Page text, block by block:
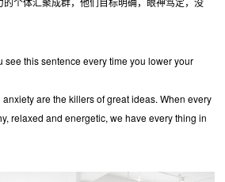
see this sentence every time you lower your
are the killers of great ideas. When every
relaxed and energetic, we have every thing in